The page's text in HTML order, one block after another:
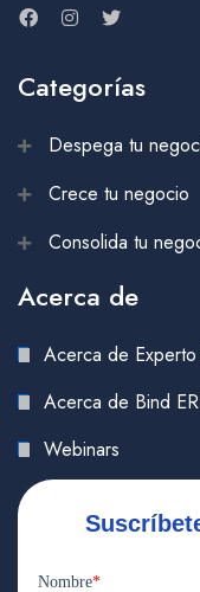
Categorías
Despega tu
Crece tu negocio
Consolida tu
Acerca de
Acerca de Experto
Acerca de Bind
Webinars